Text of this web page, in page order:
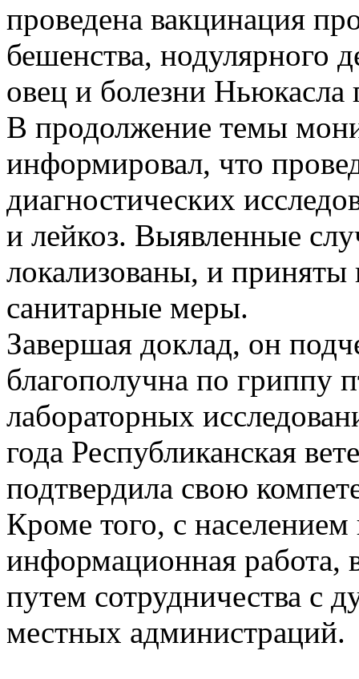
проведена вакцинация
бешенства, нодулярного
овец и болезни Ньюкасла
В продолжение темы
информировал, что
диагностических
и лейкоз. Выявленные
локализованы, и
санитарные меры.
Завершая доклад, он
благополучна по гриппу
лабораторных
года Республиканская
подтвердила свою
Кроме того, с населением
информационная работа,
путем сотрудничества с
местных администраций.